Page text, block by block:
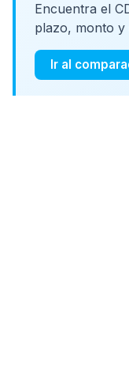
Encuentra el
plazo, monto y
Ir al